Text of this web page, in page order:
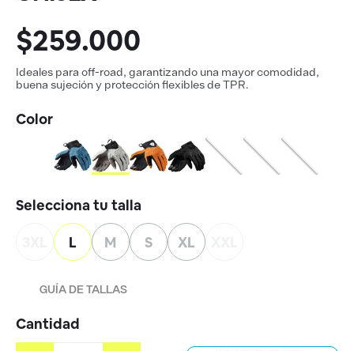
$259.000
Ideales para off-road, garantizando una mayor comodidad,
buena sujeción y protección flexibles de TPR.
L M S XL
GUÍA DE TALLAS
Cantidad